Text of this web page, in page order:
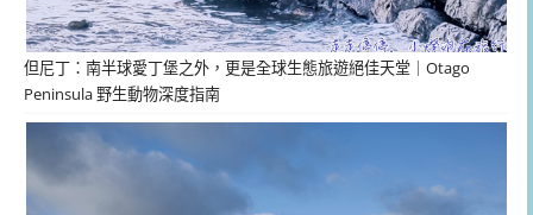
但尼丁：南半球愛丁堡之外，更是全球生態旅遊絕佳天堂｜Otago
Peninsula 野生動物深度指南